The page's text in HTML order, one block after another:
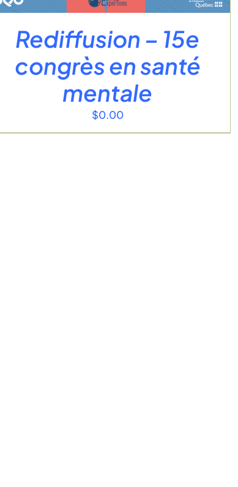
Rediffusion – 15e
congrès en santé
mentale
$0.00